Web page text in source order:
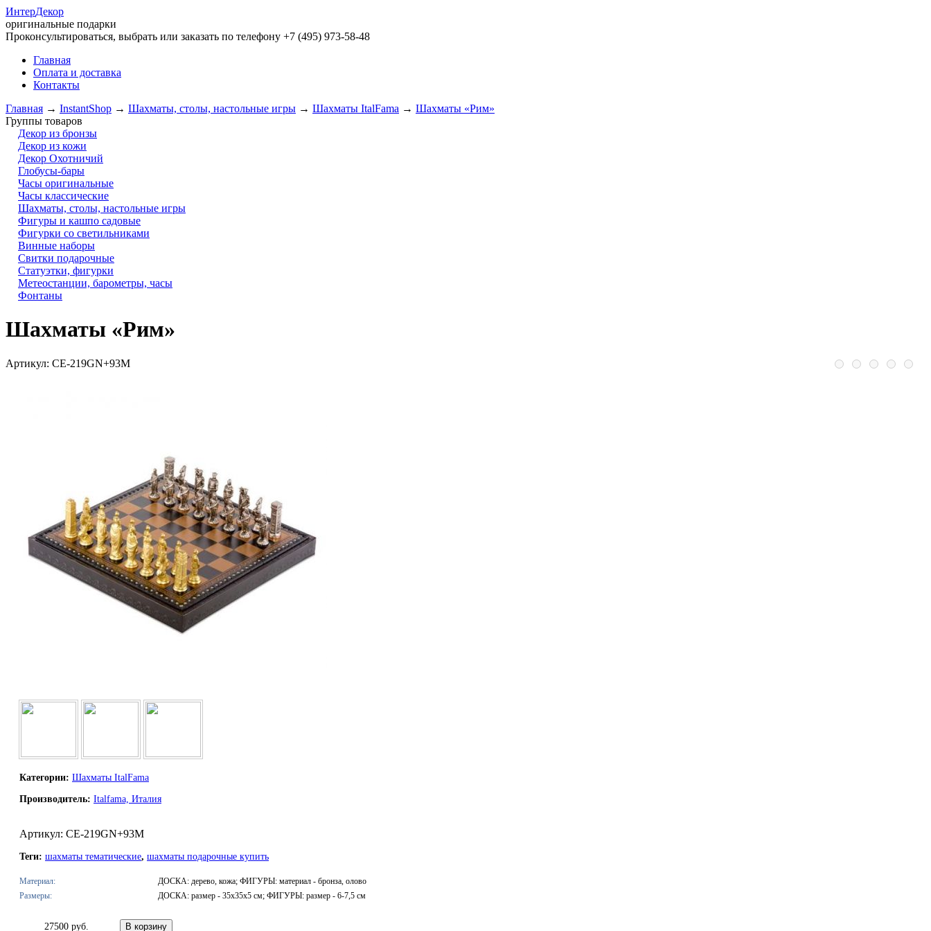
ИнтерДекор
оригинальные подарки
Проконсультироваться, выбрать или заказать по телефону +7 (495) 973-58-48
Главная
Оплата и доставка
Контакты
Главная → InstantShop → Шахматы, столы, настольные игры → Шахматы ItalFama → Шахматы «Рим»
Группы товаров
Декор из бронзы
Декор из кожи
Декор Охотничий
Глобусы-бары
Часы оригинальные
Часы классические
Шахматы, столы, настольные игры
Фигуры и кашпо садовые
Фигурки со светильниками
Винные наборы
Свитки подарочные
Статуэтки, фигурки
Метеостанции, барометры, часы
Фонтаны
Шахматы «Рим»
Артикул: CE-219GN+93M
Категории: Шахматы ItalFama
Производитель: Italfama, Италия
Артикул: CE-219GN+93M
Теги: шахматы тематические, шахматы подарочные купить
Материал:
ДОСКА: дерево, кожа; ФИГУРЫ: материал - бронза, олово
Размеры:
ДОСКА: размер - 35х35х5 см; ФИГУРЫ: размер - 6-7,5 см
27500 руб.